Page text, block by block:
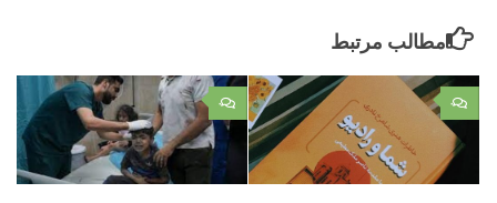
مطالب مرتبط
۰ ۰